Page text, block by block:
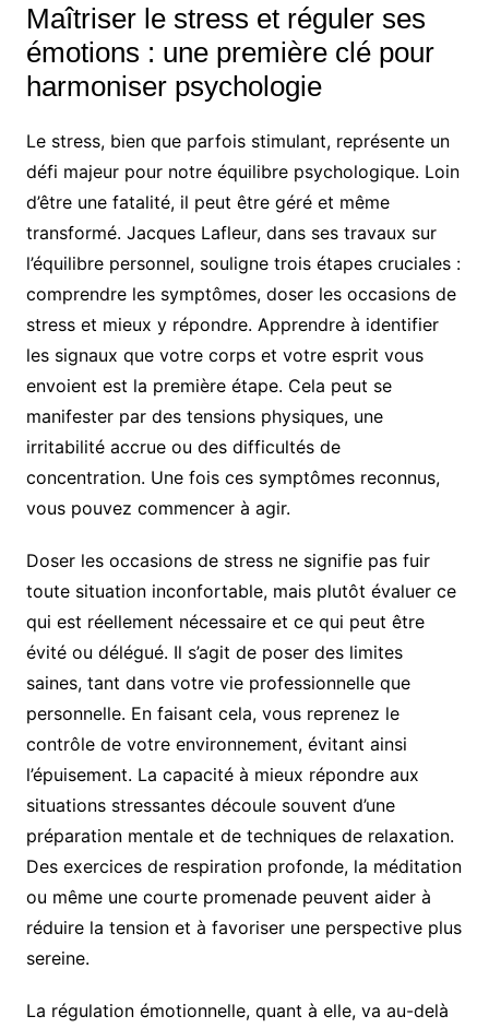
Maîtriser le stress et réguler ses
émotions : une première clé pour
harmoniser psychologie
Le stress, bien que parfois stimulant, représente un
défi majeur pour notre équilibre psychologique. Loin
d’être une fatalité, il peut être géré et même
transformé. Jacques Lafleur, dans ses travaux sur
l’équilibre personnel, souligne trois étapes cruciales :
comprendre les symptômes, doser les occasions de
stress et mieux y répondre. Apprendre à identifier
les signaux que votre corps et votre esprit vous
envoient est la première étape. Cela peut se
manifester par des tensions physiques, une
irritabilité accrue ou des difficultés de
concentration. Une fois ces symptômes reconnus,
vous pouvez commencer à agir.
Doser les occasions de stress ne signifie pas fuir
toute situation inconfortable, mais plutôt évaluer ce
qui est réellement nécessaire et ce qui peut être
évité ou délégué. Il s’agit de poser des limites
saines, tant dans votre vie professionnelle que
personnelle. En faisant cela, vous reprenez le
contrôle de votre environnement, évitant ainsi
l’épuisement. La capacité à mieux répondre aux
situations stressantes découle souvent d’une
préparation mentale et de techniques de relaxation.
Des exercices de respiration profonde, la méditation
ou même une courte promenade peuvent aider à
réduire la tension et à favoriser une perspective plus
sereine.
La régulation émotionnelle, quant à elle, va au-delà